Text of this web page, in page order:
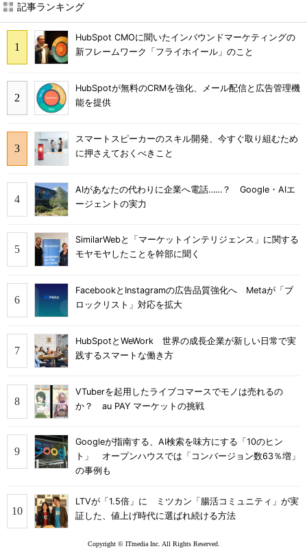
記事ランキング
HubSpot CMOに聞いたインバウンドマーケティングの
新フレームワーク「フライホイール」のこと
HubSpotが無料のCRMを強化、メール配信と広告管理機
能を提供
スマートスピーカーのスキル開発、今すぐ取り組むため
に押さえておくべきこと
AIがあなたの代わりに企業へ電話……？ Google・AIエ
ージェントの実力
SimilarWebと「マーケットインテリジェンス」に関する
モヤモヤしたことを幹部に聞く
FacebookとInstagramの広告品質強化へ Metaが「ブ
ロックリスト」対応を拡大
HubSpotとWeWork 世界の成長企業が新しい日常で実
践するスマートな働き方
VTuberを起用したライブコマースでモノは売れるの
か？ au PAY マーケットの挑戦
Googleが指南する、AI検索を味方にする「10のヒン
ト」 オープンハウスでは「コンバージョン数63％増」
の事例も
LTVが「1.5倍」に ミツカン「腸活コミュニティ」が実
証した、値上げ時代に選ばれ続ける方法
Copyright © ITmedia Inc. All Rights Reserved.